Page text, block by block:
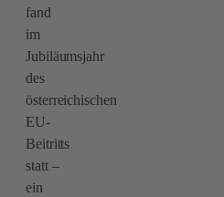
fand
im
Jubiläumsjahr
des
österreichischen
EU-
Beitritts
statt –
ein